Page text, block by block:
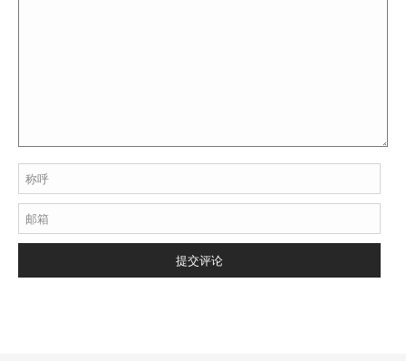
称呼
邮箱
提交评论